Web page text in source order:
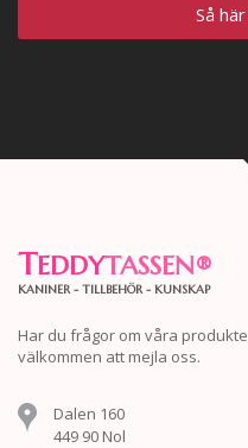
Så
TEDDYTASSEN®
KANINER - TILLBEHÖR - KUNSKAP
Har du frågor om våra
välkommen att mejla oss.
Dalen 160
449 90 Nol